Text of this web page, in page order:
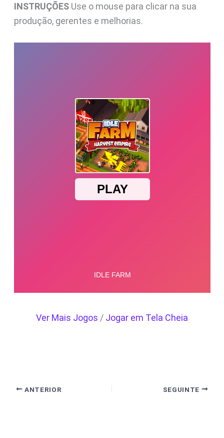
INSTRUÇÕESUse o mouse para clicar na sua
produção, gerentes e melhorias.
Ver Mais Jogos / Jogar em Tela Cheia
ANTERIOR SEGUINTE